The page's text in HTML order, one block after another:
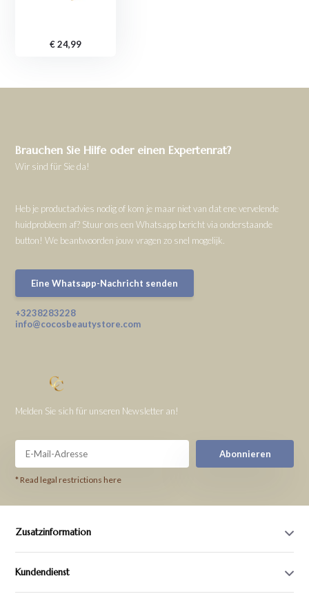
€ 24,99
Brauchen Sie Hilfe oder einen Expertenrat?
Wir sind für Sie da!
Heb je productadvies nodig of kom je maar niet van dat ene vervelende
huidprobleem af? Stuur ons een Whatsapp bericht via onderstaande
button! We beantwoorden jouw vragen zo snel mogelijk.
Eine Whatsapp-Nachricht senden
+3238283228
info@cocosbeautystore.com
Melden Sie sich für unseren Newsletter an!
Abonnieren
* Read legal restrictions here
Zusatzinformation
Kundendienst